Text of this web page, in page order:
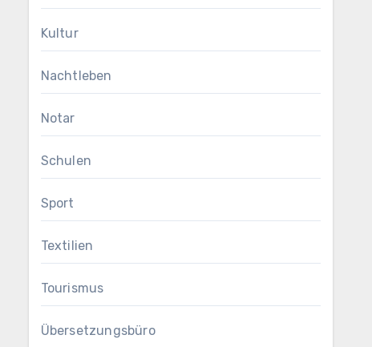
Kultur
Nachtleben
Notar
Schulen
Sport
Textilien
Tourismus
Übersetzungsbüro